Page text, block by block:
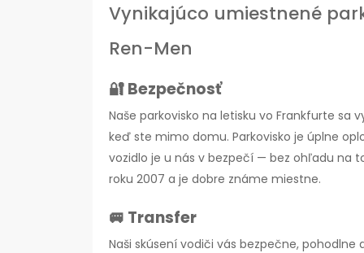
Vynikajúco umiestnené
Ren-Men
🔐 Bezpečnosť
Naše parkovisko na letisku vo Frankfurte
keď ste mimo domu. Parkovisko je úplne
vozidlo je u nás v bezpečí — bez ohľadu na
roku 2007 a je dobre známe miestne.
🚐 Transfer
Naši skúsení vodiči vás bezpečne,